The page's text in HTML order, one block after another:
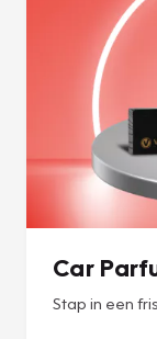
Car
Stap in een